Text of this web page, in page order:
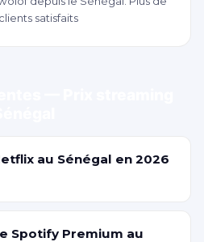
satisfaits
au Sénégal en 2026
Spotify Premium au